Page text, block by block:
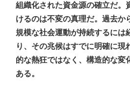
組織化された資金源の確立だ。
けるのは不変の真理だ。過去か
規模な社会運動が持続するには
り、その兆候はすでに明確に現
的な熱狂ではなく、構造的な変
ある。